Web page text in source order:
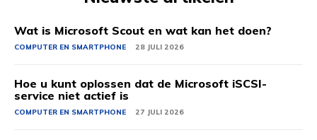
Wat is Microsoft Scout en wat kan het doen?
COMPUTER EN SMARTPHONE 28 JULI 2026
Hoe u kunt oplossen dat de Microsoft iSCSI-
service niet actief is
COMPUTER EN SMARTPHONE 27 JULI 2026